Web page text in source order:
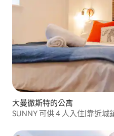
大曼徹斯特的公寓
SUNNY 可供 4 人入住|靠近